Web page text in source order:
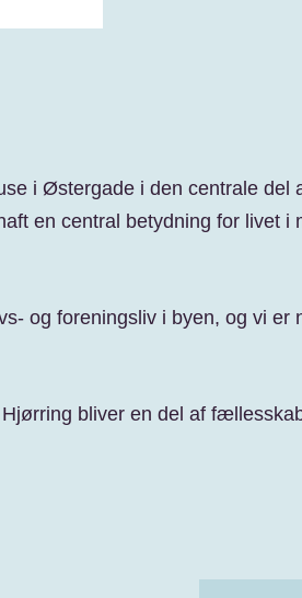
i Østergade i den centrale del
en central betydning for livet i
og foreningsliv i byen, og vi er
bliver en del af